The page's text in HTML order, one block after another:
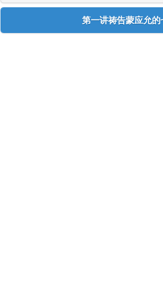
第一讲祷告蒙应允的